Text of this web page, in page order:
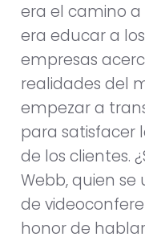
era el camino a
era educar a
empresas
realidades del
empezar a
para satisfacer
de los clientes.
Webb, quien se
de
honor de